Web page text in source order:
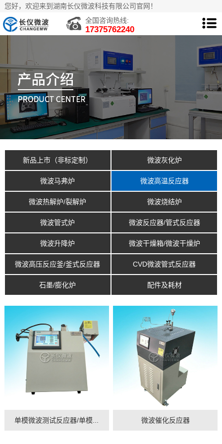
您好，欢迎来到湖南长仪微波科技有限公司官网！
全国咨询热线:
17375762240
新品上市（非标定制） 微波灰化炉
微波马弗炉 微波高温反应器
微波热解炉/裂解炉 微波烧结炉
微波管式炉 微波反应器/管式反应器
微波升降炉 微波干燥箱/微波干燥炉
微波高压反应釜/釜式反应器 CVD微波管式反应器
石墨/膨化炉 配件及耗材
单模微波测试反应器/单模... 微波催化反应器